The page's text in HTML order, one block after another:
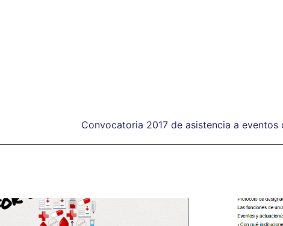
Convocatoria 2017 de asistencia a